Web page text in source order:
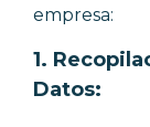
empresa:
1.
Datos: